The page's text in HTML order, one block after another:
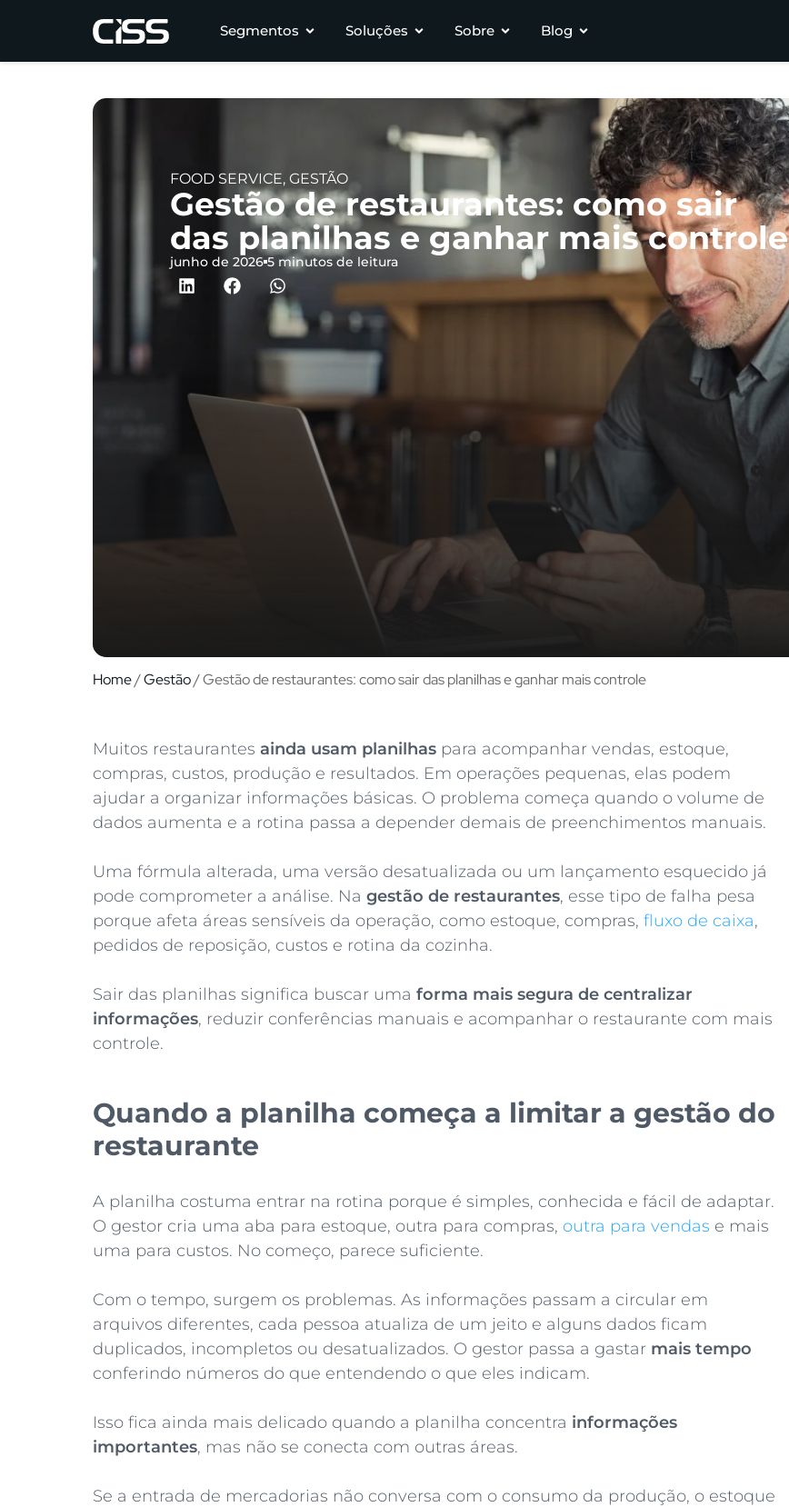
Segmentos Soluções Sobre Blog
FOOD SERVICE, GESTÃO
Gestão de restaurantes: como sair
das planilhas e ganhar mais controle
junho de 2026 5 minutos de leitura
Home/Gestão/Gestão de restaurantes: como sair das planilhas e ganhar mais controle
Muitos restaurantes ainda usam planilhas para acompanhar vendas, estoque,
compras, custos, produção e resultados. Em operações pequenas, elas podem
ajudar a organizar informações básicas. O problema começa quando o volume de
dados aumenta e a rotina passa a depender demais de preenchimentos manuais.
Uma fórmula alterada, uma versão desatualizada ou um lançamento esquecido já
pode comprometer a análise. Na gestão de restaurantes, esse tipo de falha pesa
porque afeta áreas sensíveis da operação, como estoque, compras, fluxo de caixa,
pedidos de reposição, custos e rotina da cozinha.
Sair das planilhas significa buscar uma forma mais segura de centralizar
informações, reduzir conferências manuais e acompanhar o restaurante com mais
controle.
Quando a planilha começa a limitar a gestão do
restaurante
A planilha costuma entrar na rotina porque é simples, conhecida e fácil de adaptar.
O gestor cria uma aba para estoque, outra para compras, outra para vendas e mais
uma para custos. No começo, parece suficiente.
Com o tempo, surgem os problemas. As informações passam a circular em
arquivos diferentes, cada pessoa atualiza de um jeito e alguns dados ficam
duplicados, incompletos ou desatualizados. O gestor passa a gastar mais tempo
conferindo números do que entendendo o que eles indicam.
Isso fica ainda mais delicado quando a planilha concentra informações
importantes, mas não se conecta com outras áreas.
Se a entrada de mercadorias não conversa com o consumo da produção, o estoque